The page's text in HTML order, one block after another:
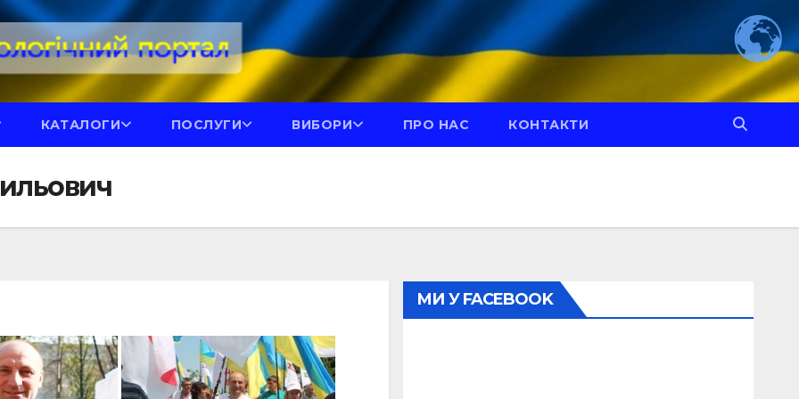
КАТАЛОГИ ПОСЛУГИ ВИБОРИ ПРО НАС КОНТАКТИ
МИ У FACEBOOK